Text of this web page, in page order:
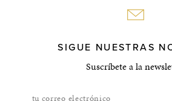
SIGUE NUESTRAS
Suscríbete a la
tu correo electrónico